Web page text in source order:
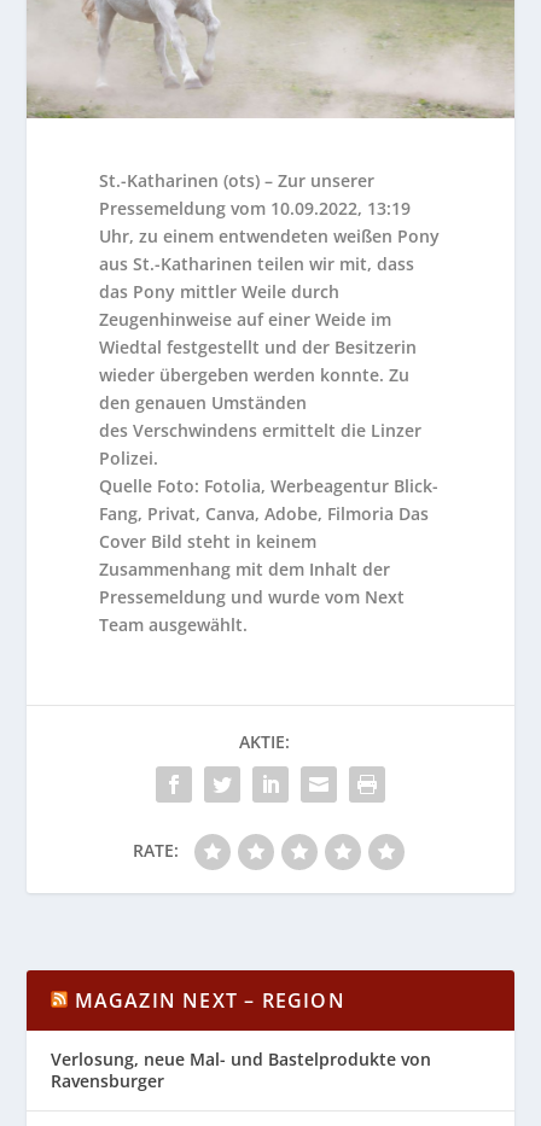
St.-Katharinen (ots) – Zur unserer
Pressemeldung vom 10.09.2022, 13:19
Uhr, zu einem entwendeten weißen Pony
aus St.-Katharinen teilen wir mit, dass
das Pony mittler Weile durch
Zeugenhinweise auf einer Weide im
Wiedtal festgestellt und der Besitzerin
wieder übergeben werden konnte. Zu
den genauen Umständen
des Verschwindens ermittelt die Linzer
Polizei.
Quelle Foto: Fotolia, Werbeagentur Blick-
Fang, Privat, Canva, Adobe, Filmoria Das
Cover Bild steht in keinem
Zusammenhang mit dem Inhalt der
Pressemeldung und wurde vom Next
Team ausgewählt.
AKTIE:
RATE:
MAGAZIN NEXT – REGION
Verlosung, neue Mal- und Bastelprodukte von
Ravensburger